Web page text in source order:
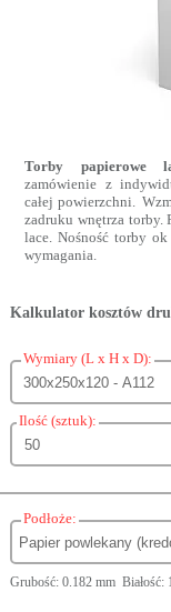
Torby papierowe
zamówienie z
całej powierzchni.
zadruku wnętrza torby.
lace. Nośność torby
wymagania.
Kalkulator kosztów
Wymiary (L x H x D):
Ilość (sztuk):
Podłoże:
Grubość: 0.182 mm Białość: